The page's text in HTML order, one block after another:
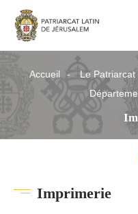
Accueil Le Patriarcat
Imprimerie